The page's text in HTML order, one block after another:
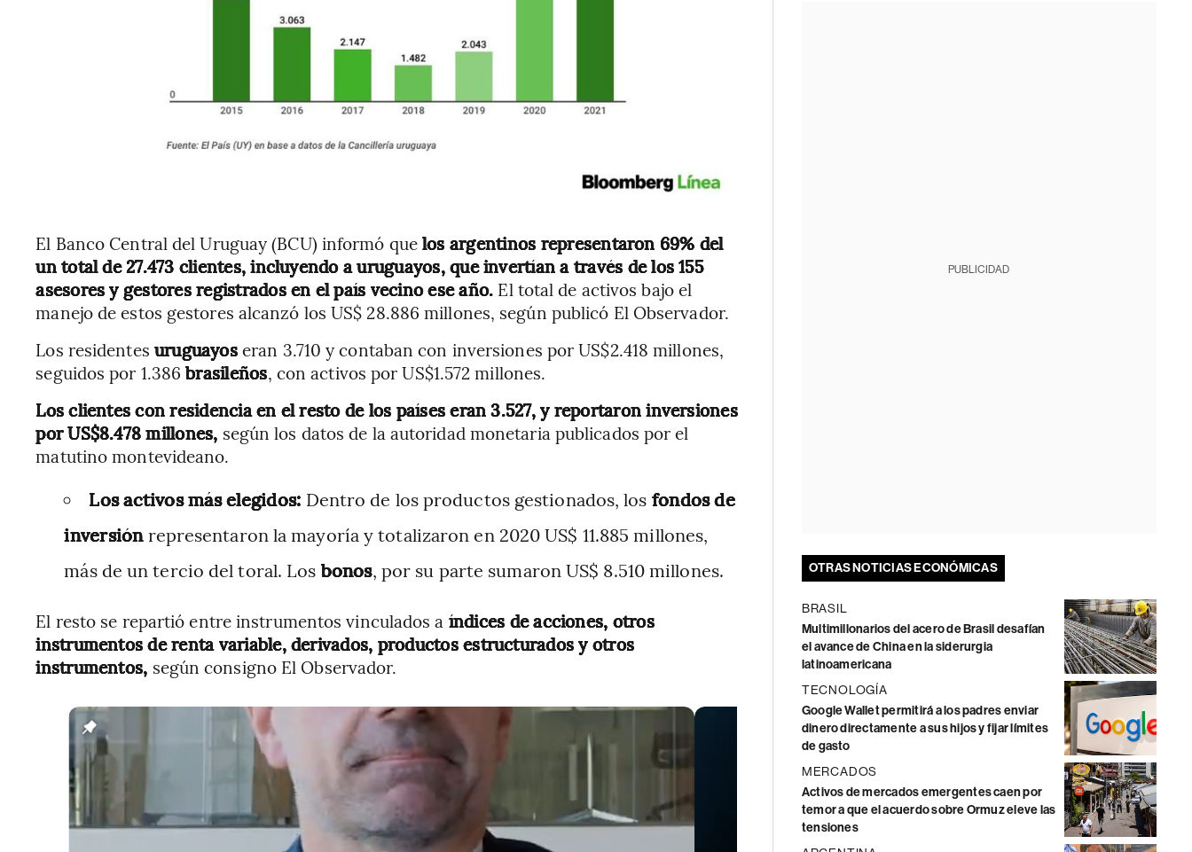
El Banco Central del Uruguay (BCU) informó quelos argentinos representaron 69% del
un total de 27.473 clientes, incluyendo a uruguayos, que invertían a través de los 155
asesores y gestores registrados en el país vecino ese año. El total de activos bajo el
manejo de estos gestores alcanzó los US$ 28.886 millones, según publicó El Observador.
Los residentes uruguayoseran 3.710 y contaban con inversiones por US$2.418 millones,
seguidos por 1.386brasileños, con activos por US$1.572 millones.
Los clientes con residencia en el resto de los países eran 3.527, y reportaron inversiones
por US$8.478 millones, según los datos de la autoridad monetaria publicados por el
matutino montevideano.
Los activos más elegidos: Dentro de los productos gestionados, los fondos de
inversiónrepresentaron la mayoría y totalizaron en 2020 US$ 11.885 millones,
más de un tercio del toral. Los bonos, por su parte sumaron US$ 8.510 millones.
El resto se repartió entre instrumentos vinculados a índices de acciones, otros
instrumentos de renta variable, derivados, productos estructurados y otros
instrumentos, según consigno El Observador.
PUBLICIDAD
OTRAS NOTICIAS ECONÓMICAS
BRASIL
Multimillonarios del acero de Brasil desafían
el avance de China en la siderurgia
latinoamericana
TECNOLOGÍA
Google Wallet permitirá a los padres enviar
dinero directamente a sus hijos y fijar límites
de gasto
MERCADOS
Activos de mercados emergentes caen por
temor a que el acuerdo sobre Ormuz eleve las
tensiones